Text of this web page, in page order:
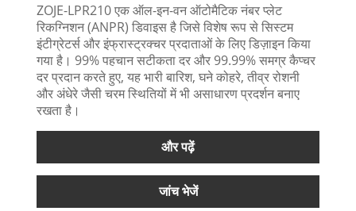
ZOJE-LPR210 एक ऑल-इन-वन ऑटोमैटिक नंबर प्लेट
रिकग्निशन (ANPR) डिवाइस है जिसे विशेष रूप से सिस्टम
इंटीग्रेटर्स और इंफ्रास्ट्रक्चर प्रदाताओं के लिए डिज़ाइन किया
गया है। 99% पहचान सटीकता दर और 99.99% समग्र कैप्चर
दर प्रदान करते हुए, यह भारी बारिश, घने कोहरे, तीव्र रोशनी
और अंधेरे जैसी चरम स्थितियों में भी असाधारण प्रदर्शन बनाए
रखता है।
और पढ़ें
जांच भेजें